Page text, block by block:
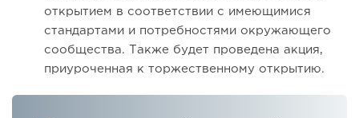
открытием в соответствии с имеющимися
стандартами и потребностями окружающего
сообщества. Также будет проведена акция,
приуроченная к торжественному открытию.